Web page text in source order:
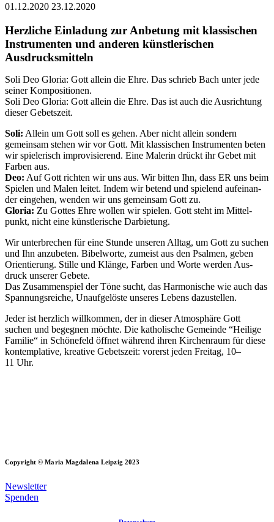
01.12.2020 23.12.2020
Herz­li­che Ein­la­dung zur Anbe­tung mit klas­si­schen
Instru­men­ten und ande­ren künst­le­ri­schen
Ausdrucksmitteln
Soli Deo Glo­ria: Gott allein die Ehre. Das schrieb Bach unter jede
sei­ner Kom­po­si­tio­nen.
Soli Deo Glo­ria: Gott allein die Ehre. Das ist auch die Aus­rich­tung
die­ser Gebetszeit.
Soli: Allein um Gott soll es gehen. Aber nicht allein son­dern
gemein­sam ste­hen wir vor Gott. Mit klas­si­schen Instru­men­ten beten
wir spie­le­risch impro­vi­sie­rend. Eine Male­rin drückt ihr Gebet mit
Far­ben aus.
Deo: Auf Gott rich­ten wir uns aus. Wir bit­ten Ihn, dass ER uns beim
Spie­len und Malen lei­tet. Indem wir betend und spie­lend auf­ein­an­
der ein­ge­hen, wen­den wir uns gemein­sam Gott zu.
Glo­ria: Zu Got­tes Ehre wol­len wir spie­len. Gott steht im Mit­tel­
punkt, nicht eine künst­le­ri­sche Darbietung.
Wir unter­bre­chen für eine Stun­de unse­ren All­tag, um Gott zu suchen
und Ihn anzu­be­ten. Bibel­wor­te, zumeist aus den Psal­men, geben
Ori­en­tie­rung. Stil­le und Klän­ge, Far­ben und Wor­te wer­den Aus­
druck unse­rer Gebe­te.
Das Zusam­men­spiel der Töne sucht, das Har­mo­ni­sche wie auch das
Span­nungs­rei­che, Unauf­ge­lös­te unse­res Lebens dazustellen.
Jeder ist herz­lich will­kom­men, der in die­ser Atmo­sphä­re Gott
suchen und begeg­nen möch­te. Die katho­li­sche Gemein­de “Hei­li­ge
Fami­lie“ in Schö­ne­feld öff­net wäh­rend ihren Kir­chen­raum für die­se
kon­tem­pla­ti­ve, krea­ti­ve Gebets­zeit: vor­erst jeden Frei­tag, 10–
11 Uhr.
Copyright © Maria Magdalena Leipzig 2023
Newsletter
Spenden